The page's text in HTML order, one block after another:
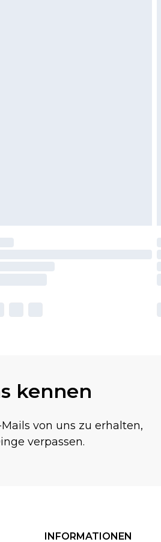
kennen
von uns zu erhalten,
verpassen.
INFORMATIONEN